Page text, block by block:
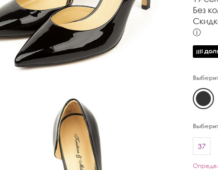
Кроссовки
Мюли
Полусапоги
Без
ⓘ
37